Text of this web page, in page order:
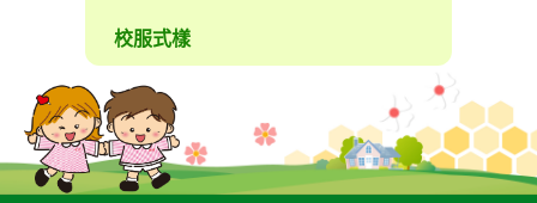
校服式樣